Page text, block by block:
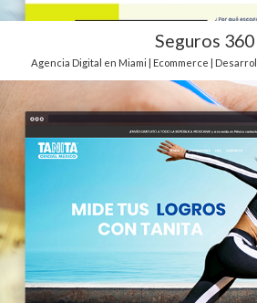
Seguros 360
Agencia Digital en Miami | Ecommerce |